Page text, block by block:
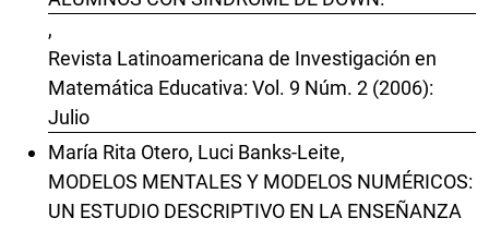
,
Revista Latinoamericana de Investigación en
Matemática Educativa: Vol. 9 Núm. 2 (2006):
Julio
María Rita Otero, Luci Banks-Leite,
MODELOS MENTALES Y MODELOS NUMÉRICOS:
UN ESTUDIO DESCRIPTIVO EN LA ENSEÑANZA